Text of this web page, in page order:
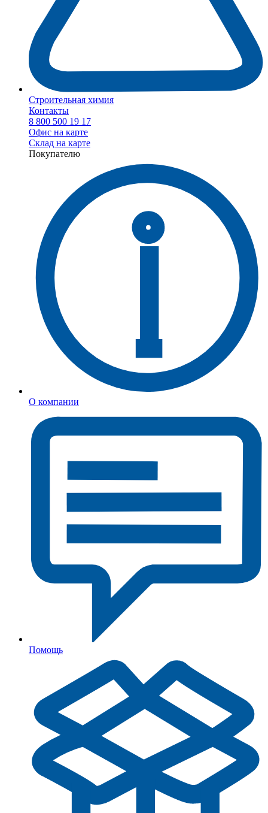
Строительная химия
Контакты
8 800 500 19 17
Офис на карте
Склад на карте
Покупателю
О компании
Помощь